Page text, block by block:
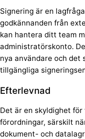
Signering är en
godkännanden från
kan hantera ditt team
administratörskonto.
nya användare och
tillgängliga
Efterlevnad
Det är en skyldighet
förordningar, särskilt
dokument- och